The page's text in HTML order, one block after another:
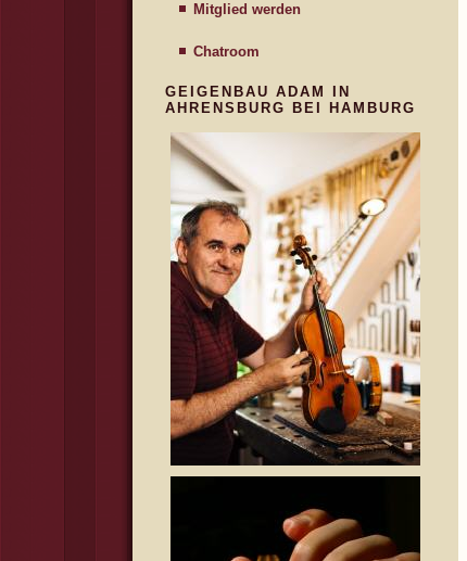
Mitglied werden
Chatroom
GEIGENBAU ADAM IN
AHRENSBURG BEI HAMBURG